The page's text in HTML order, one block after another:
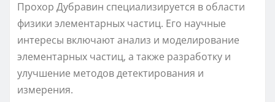
Прохор Дубравин специализируется в области
физики элементарных частиц. Его научные
интересы включают анализ и моделирование
элементарных частиц, а также разработку и
улучшение методов детектирования и
измерения.